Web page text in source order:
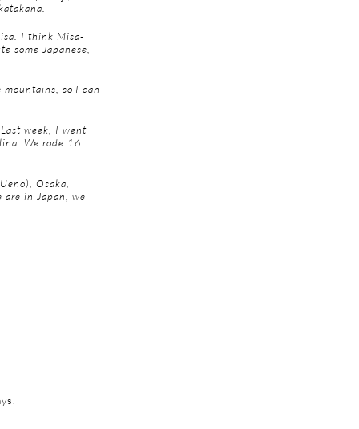
I think Misa-
some Japanese,
so I can
week, I went
We rode 16
Osaka,
are in Japan, we